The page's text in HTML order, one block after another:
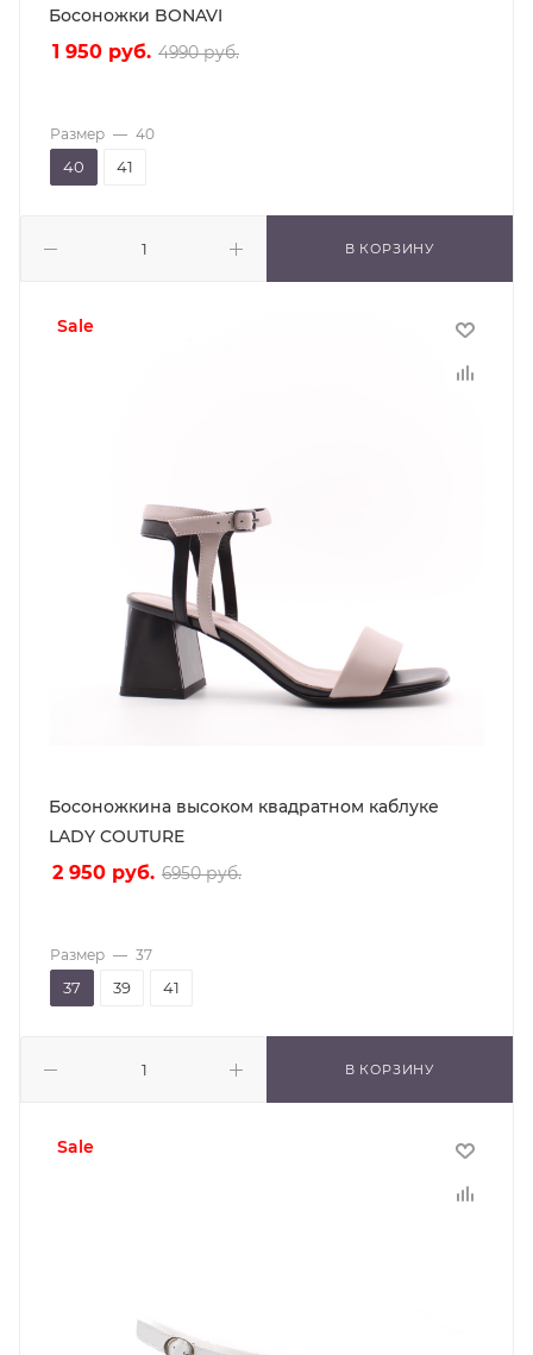
Босоножки BONAVI
1 950 руб. 4990руб.
В КОРЗИНУ
Размер — 40
40 41
sale
Босоножкина высоком квадратном каблуке
LADY COUTURE
2 950 руб. 6950руб.
В КОРЗИНУ
Размер — 37
37 39 41
sale